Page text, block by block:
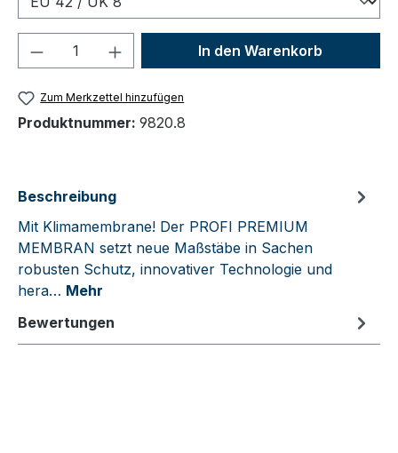
Produkt Anzahl: Gib denIn den Warenkorb
Zum Merkzettel hinzufügen
Produktnummer: 9820.8
Beschreibung
Mit Klimamembrane! Der PROFI PREMIUM
MEMBRAN setzt neue Maßstäbe in Sachen
robusten Schutz, innovativer Technologie und
hera… Mehr
Bewertungen